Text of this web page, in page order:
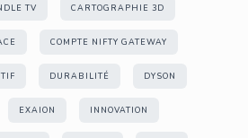
TV CARTOGRAPHIE 3D
COMPTE NIFTY GATEWAY
DURABILITÉ DYSON
EXAION INNOVATION